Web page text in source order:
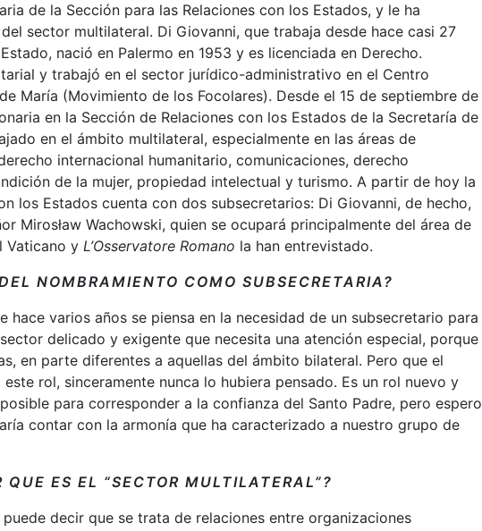
de la Sección para las Relaciones con los Estados, y le ha
sector multilateral. Di Giovanni, que trabaja desde hace casi 27
nació en Palermo en 1953 y es licenciada en Derecho.
y trabajó en el sector jurídico-administrativo en el Centro
María (Movimiento de los Focolares). Desde el 15 de septiembre de
en la Sección de Relaciones con los Estados de la Secretaría de
en el ámbito multilateral, especialmente en las áreas de
internacional humanitario, comunicaciones, derecho
de la mujer, propiedad intelectual y turismo. A partir de hoy la
los Estados cuenta con dos subsecretarios: Di Giovanni, de hecho,
Mirosław Wachowski, quien se ocupará principalmente del área de
Vaticano y L’Osservatore Romano la han entrevistado.
NOMBRAMIENTO COMO SUBSECRETARIA?
hace varios años se piensa en la necesidad de un subsecretario para
delicado y exigente que necesita una atención especial, porque
en parte diferentes a aquellas del ámbito bilateral. Pero que el
rol, sinceramente nunca lo hubiera pensado. Es un rol nuevo y
para corresponder a la confianza del Santo Padre, pero espero
contar con la armonía que ha caracterizado a nuestro grupo de
QUE ES EL “SECTOR MULTILATERAL”?
decir que se trata de relaciones entre organizaciones